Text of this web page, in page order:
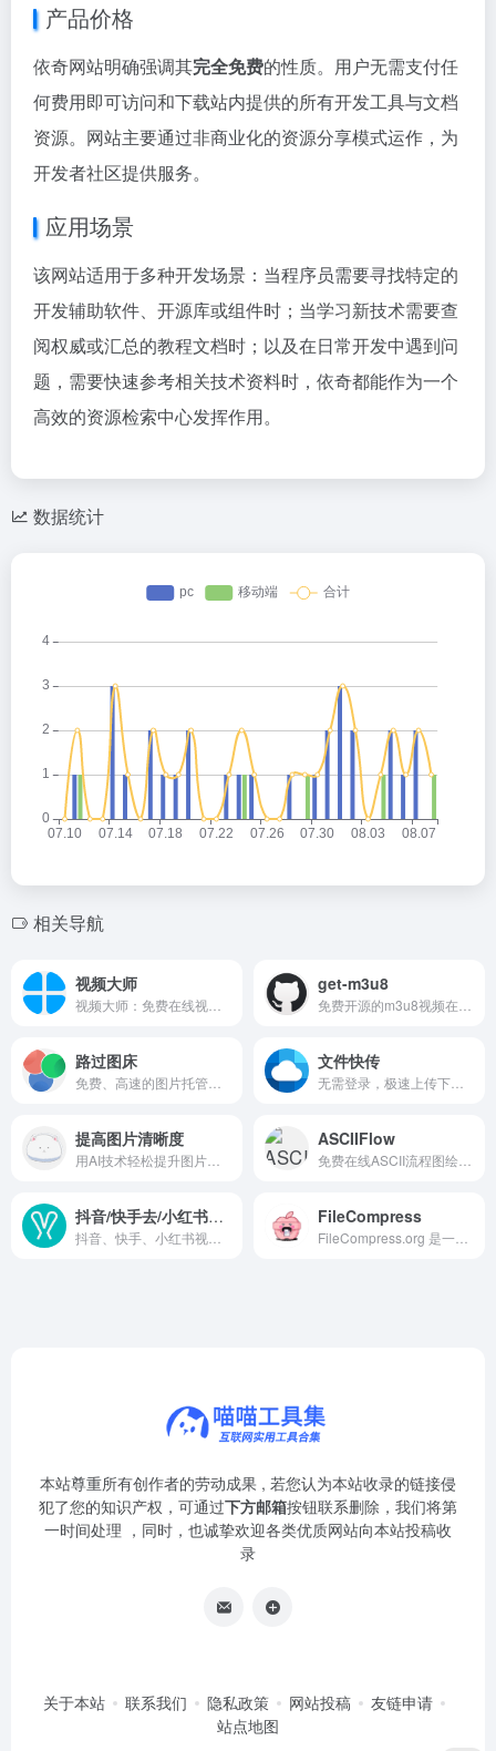
产品价格
依奇网站明确强调其完全免费的性质。用户无需支付任
何费用即可访问和下载站内提供的所有开发工具与文档
资源。网站主要通过非商业化的资源分享模式运作，为
开发者社区提供服务。
应用场景
该网站适用于多种开发场景：当程序员需要寻找特定的
开发辅助软件、开源库或组件时；当学习新技术需要查
阅权威或汇总的教程文档时；以及在日常开发中遇到问
题，需要快速参考相关技术资料时，依奇都能作为一个
高效的资源检索中心发挥作用。
数据统计
相关导航
视频大师 get-m3u8
路过图床 文件快传
提高图片清晰度 ASCIIFlow
抖音/快手去/小红书去水印&解析下载 FileCompress
本站尊重所有创作者的劳动成果 , 若您认为本站收录的链接侵
犯了您的知识产权，可通过下方邮箱按钮联系删除，我们将第
一时间处理 ，同时，也诚挚欢迎各类优质网站向本站投稿收
录
关于本站 联系我们 隐私政策 网站投稿
友链申请
站点地图